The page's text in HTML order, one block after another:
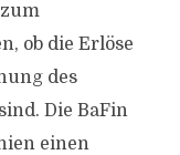
ob die Erlöse
des
Die BaFin
einen